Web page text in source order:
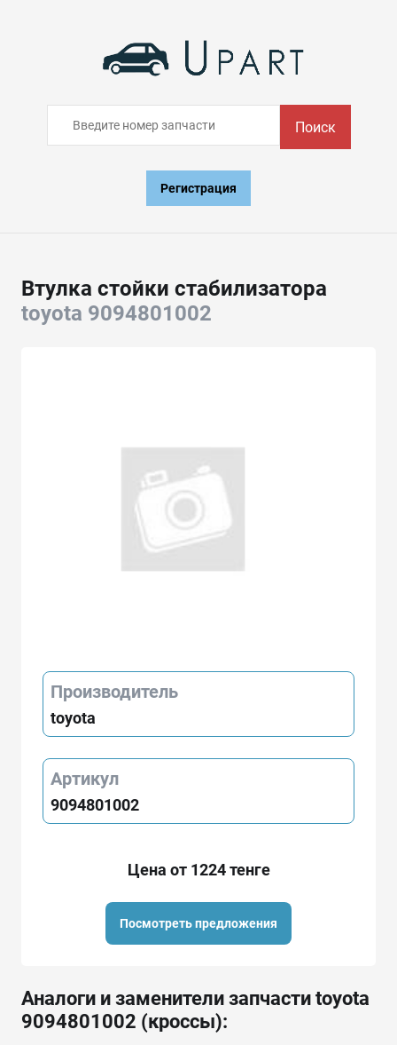
Поиск
Регистрация
Втулка стойки стабилизатора
toyota 9094801002
Производитель
toyota
Артикул
9094801002
Цена от 1224 тенге
Посмотреть предложения
Аналоги и заменители запчасти toyota
9094801002 (кроссы):